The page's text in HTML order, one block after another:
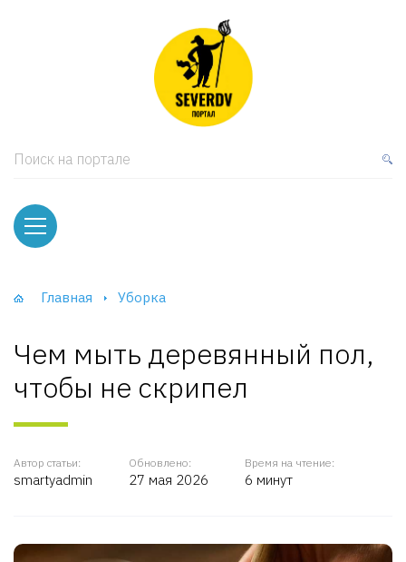
Поиск на портале
Главная Уборка
Чем мыть деревянный пол,
чтобы не скрипел
Автор статьи:
smartyadmin
Обновлено:
27 мая 2026
Время на чтение:
6 минут
и тумбы